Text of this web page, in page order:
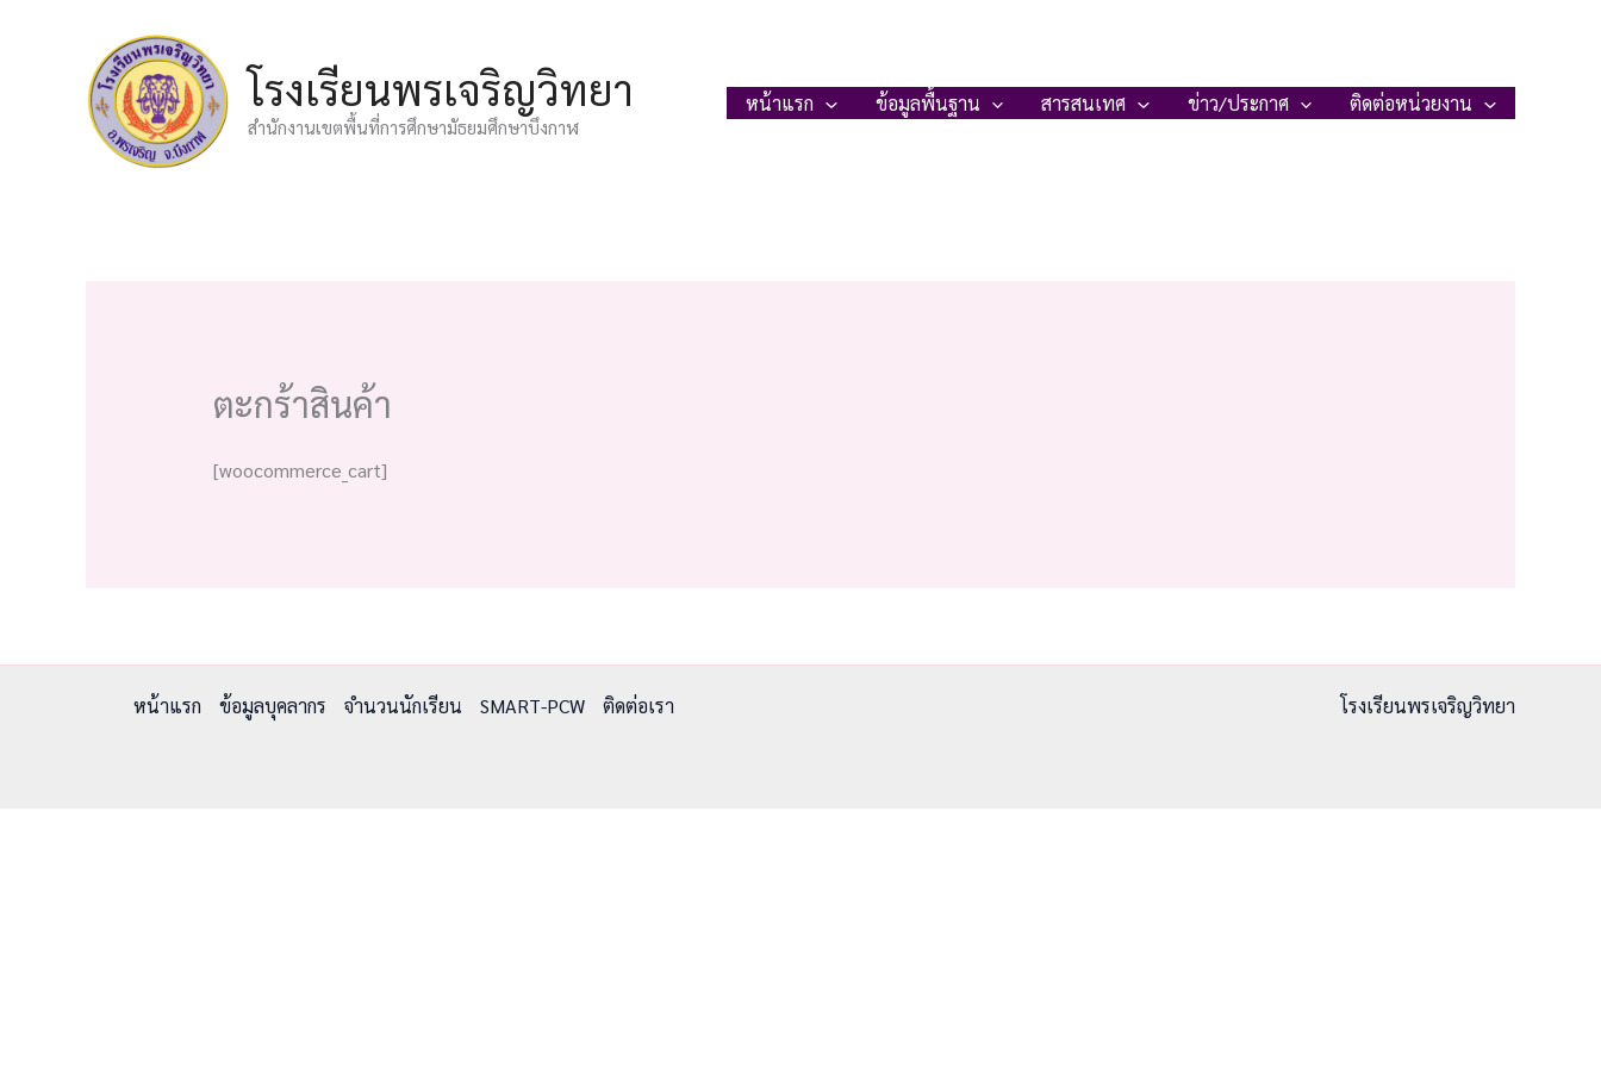
โรงเรียนพรเจริญวิทยา
สำนักงานเขตพื้นที่การศึกษามัธยมศึกษาบึงกาฬ
หน้าแรก ข้อมูลพื้นฐาน สารสนเทศ ข่าว/ประกาศ ติดต่อหน่วยงาน
ตะกร้าสินค้า
[woocommerce_cart]
หน้าแรก ข้อมูลบุคลากร จำนวนนักเรียน SMART-PCW ติดต่อเรา โรงเรียนพรเจริญวิทยา